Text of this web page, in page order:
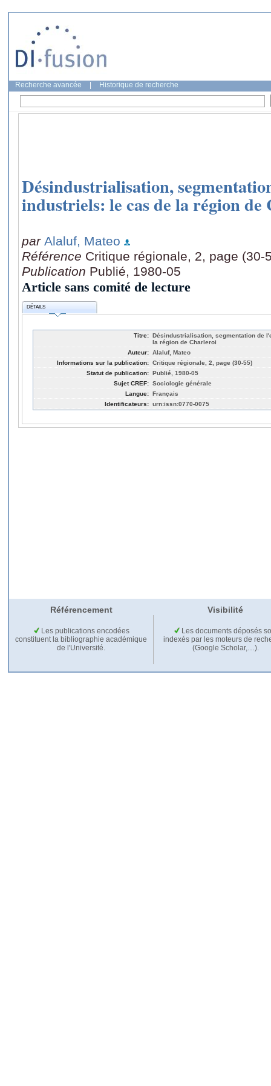
Recherche avancée Historique de recherche
Désindustrialisation,
industriels: le cas de la région
par Alaluf, Mateo
Référence Critique régionale, 2, page (30-
Publication Publié, 1980-05
Article sans comité de lecture
DÉTAILS
Titre: Désindustrialisation, segmentation de
la région de Charleroi
Auteur: Alaluf, Mateo
Informations sur la publication: Critique régionale, 2, page (30-55)
Statut de publication: Publié, 1980-05
Sujet CREF: Sociologie générale
Langue: Français
Identificateurs: urn:issn:0770-0075
Référencement Visibilité
Les publications encodées
constituent la bibliographie académique
de l'Université.
Les documents déposés
indexés par les moteurs de
(Google Scholar,…).